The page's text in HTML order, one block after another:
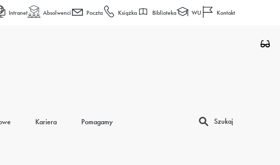
Intranet Absolwenci Poczta Książka Biblioteka WU Kontakt
Kariera Pomagamy Szukaj